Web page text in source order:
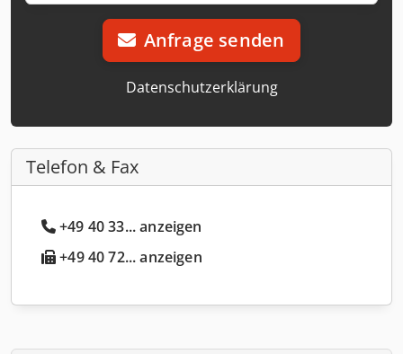
Anfrage senden
Datenschutzerklärung
Telefon & Fax
+49 40 33... anzeigen
+49 40 72... anzeigen